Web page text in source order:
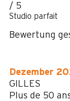
/ 5
Studio parfait
Bewertung
Dezember
GILLES
Plus de 50